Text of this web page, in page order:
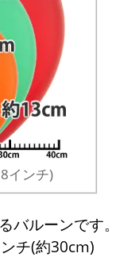
インチ)
バルーンです。
チ(約30cm)